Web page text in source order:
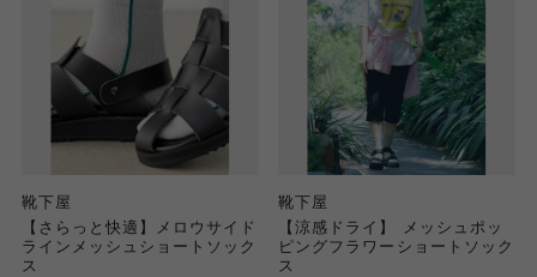
靴下屋
【さらっと快適】メロウサイド
ラインメッシュショートソック
ス
靴下屋
【涼感ドライ】 メッシュポッ
ピングフラワーショートソック
ス